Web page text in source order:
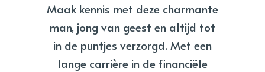
Maak kennis met deze charmante
man, jong van geest en altijd tot
in de puntjes verzorgd. Met een
lange carrière in de financiële